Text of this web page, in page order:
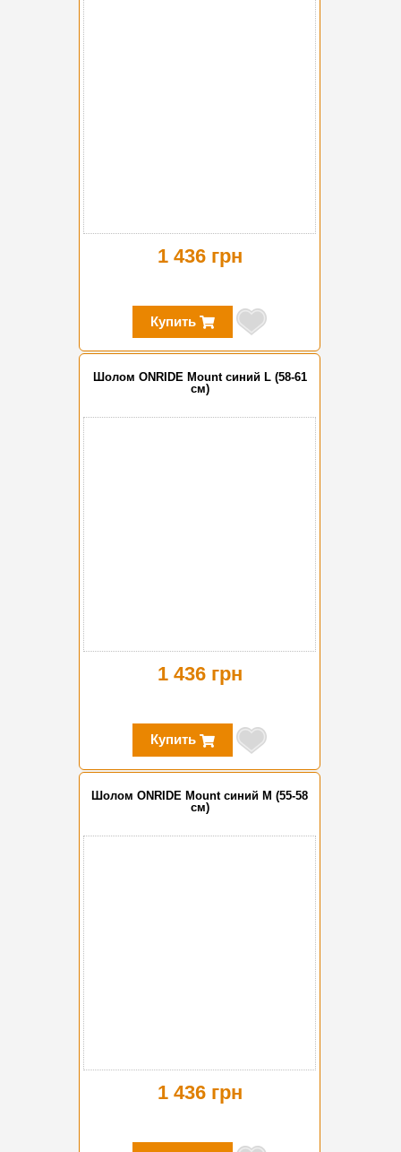
1 436 грн
Купить
Шолом ONRIDE Mount синий L (58-61
см)
1 436 грн
Купить
Шолом ONRIDE Mount синий M (55-58
см)
1 436 грн